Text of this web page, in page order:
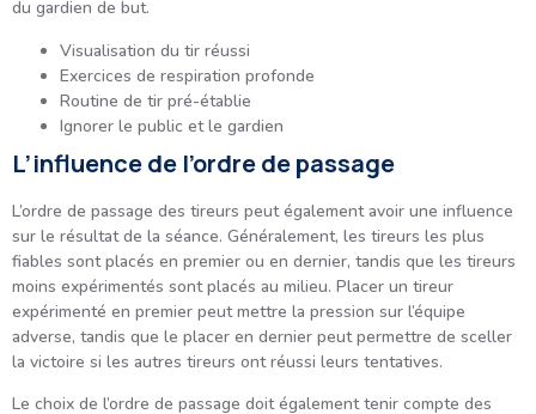
du gardien de but.
Visualisation du tir réussi
Exercices de respiration profonde
Routine de tir pré-établie
Ignorer le public et le gardien
L’influence de l’ordre de passage
L’ordre de passage des tireurs peut également avoir une influence
sur le résultat de la séance. Généralement, les tireurs les plus
fiables sont placés en premier ou en dernier, tandis que les tireurs
moins expérimentés sont placés au milieu. Placer un tireur
expérimenté en premier peut mettre la pression sur l’équipe
adverse, tandis que le placer en dernier peut permettre de sceller
la victoire si les autres tireurs ont réussi leurs tentatives.
Le choix de l’ordre de passage doit également tenir compte des